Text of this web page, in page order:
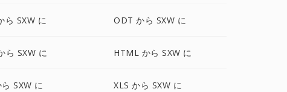
ら SXW に ODT から SXW に
ら SXW に HTML から SXW に
SXW に XLS から SXW に